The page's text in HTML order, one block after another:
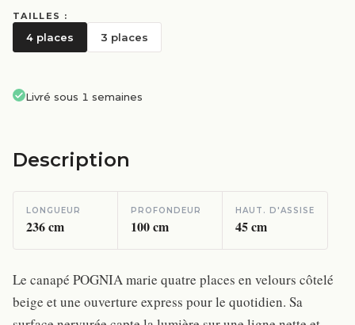
TAILLES :
4 places 3 places
Livré sous 1 semaines
Description
LONGUEUR
236cm
PROFONDEUR
100cm
HAUT. D'ASSISE
45cm
Le canapé POGNIA marie quatre places en velours côtelé
beige et une ouverture express pour le quotidien. Sa